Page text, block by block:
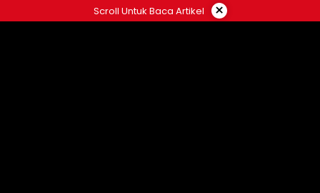
ke
Scroll Untuk Baca Artikel ×